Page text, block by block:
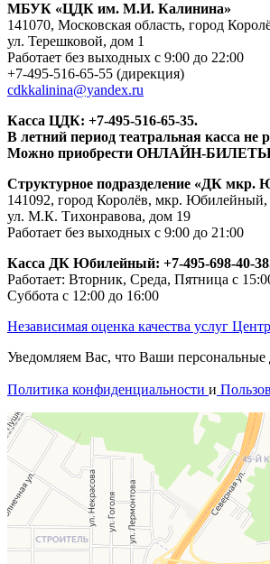
МБУК «ЦДК им. М.И. Калинина»
141070, Московская область, город
ул. Терешковой, дом 1
Работает без выходных с 9:00 до 22:00
+7-495-516-65-55 (дирекция)
cdkkalinina@yandex.ru
Касса ЦДК: +7-495-516-65-35.
В летний период театральная касса не
Можно приобрести ОНЛАЙН-БИЛЕТЫ
Структурное подразделение «ДК мкр.
141092, город Королёв, мкр. Юбилейный,
ул. М.К. Тихонравова, дом 19
Работает без выходных с 9:00 до 21:00
Касса ДК Юбилейный: +7-495-698-40-
Работает: Вторник, Среда, Пятница с
Суббота с 12:00 до 16:00
Независимая оценка качества услуг
Уведомляем Вас, что Ваши персональные
Политика конфиденциальности и